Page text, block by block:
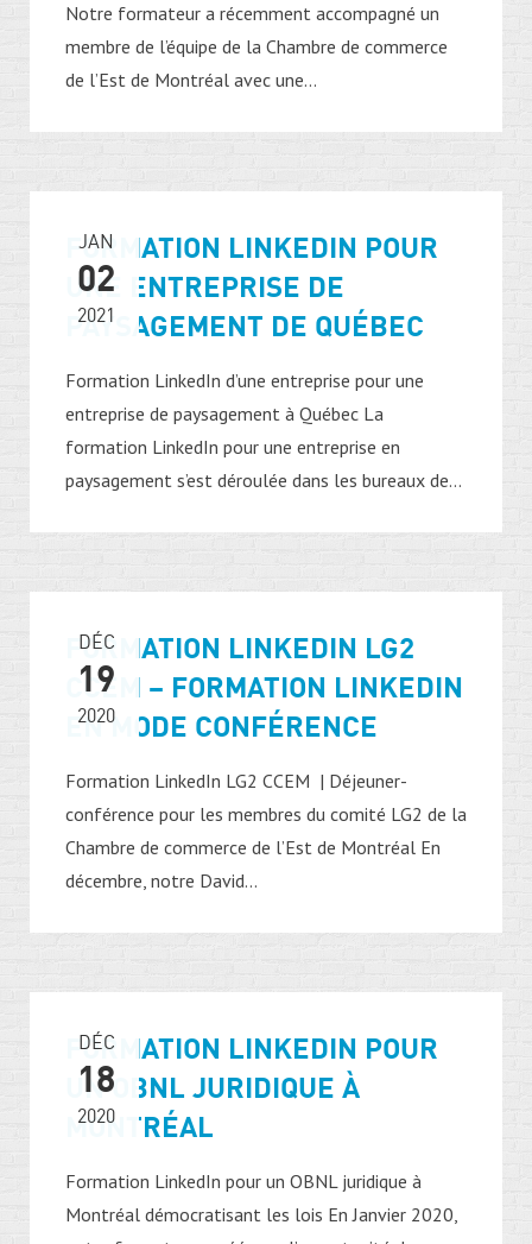
Notre formateur a récemment accompagné un
membre de l’équipe de la Chambre de commerce
de l’Est de Montréal avec une...
JAN
02
2021
FORMATION LINKEDIN POUR
UNE ENTREPRISE DE
PAYSAGEMENT DE QUÉBEC
Formation LinkedIn d’une entreprise pour une
entreprise de paysagement à Québec La
formation LinkedIn pour une entreprise en
paysagement s’est déroulée dans les bureaux de...
DÉC
19
2020
FORMATION LINKEDIN LG2
CCEM – FORMATION LINKEDIN
EN MODE CONFÉRENCE
Formation LinkedIn LG2 CCEM | Déjeuner-
conférence pour les membres du comité LG2 de la
Chambre de commerce de l’Est de Montréal En
décembre, notre David...
DÉC
18
2020
FORMATION LINKEDIN POUR
UN OBNL JURIDIQUE À
MONTRÉAL
Formation LinkedIn pour un OBNL juridique à
Montréal démocratisant les lois En Janvier 2020,